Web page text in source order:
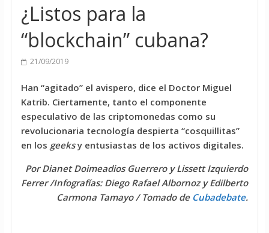
¿Listos para la
“blockchain” cubana?
21/09/2019
Han “agitado” el avispero, dice el Doctor Miguel
Katrib. Ciertamente, tanto el componente
especulativo de las criptomonedas como su
revolucionaria tecnología despierta “cosquillitas”
en los geeksy entusiastas de los activos digitales.
Por Dianet Doimeadios Guerrero y Lissett Izquierdo
Ferrer /Infografías: Diego Rafael Albornoz y Edilberto
Carmona Tamayo / Tomado de Cubadebate.